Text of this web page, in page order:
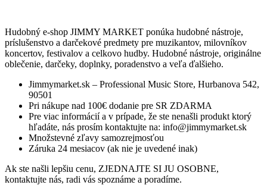
Hudobný e-shop JIMMY MARKET ponúka hudobné nástroje,
príslušenstvo a darčekové predmety pre muzikantov, milovníkov
koncertov, festivalov a celkovo hudby. Hudobné nástroje, originálne
oblečenie, darčeky, doplnky, poradenstvo a veľa ďalšieho.
Jimmymarket.sk – Professional Music Store, Hurbanova 542,
90501
Pri nákupe nad 100€ dodanie pre SR ZDARMA
Pre viac informácií a v prípade, že ste nenašli produkt ktorý
hľadáte, nás prosím kontaktujte na: info@jimmymarket.sk
Množstevné zľavy samozrejmosťou
Záruka 24 mesiacov (ak nie je uvedené inak)
Ak ste našli lepšiu cenu, ZJEDNAJTE SI JU OSOBNE,
kontaktujte nás, radi vás spoznáme a poradíme.